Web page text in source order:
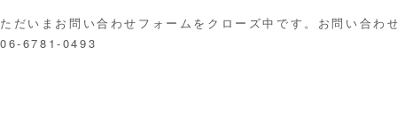
ただいまお問い合わせフォームをクローズ中です。お問い合わ
06-6781-0493